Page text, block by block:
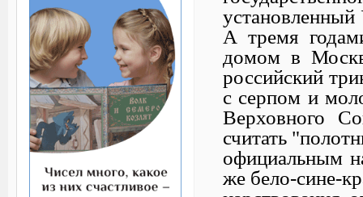
установленный
А тремя
домом в
российский
с серпом и
Верховного
считать
официальным
же бело-сине-